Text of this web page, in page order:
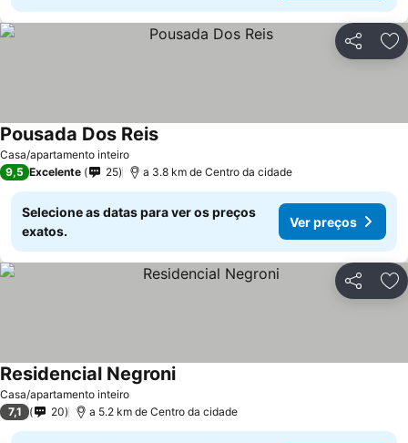
Partilhar
Casa/apartamento inteiro
Pousada Dos ReisVer preços
9,5 Excelente 25 a 3.8 km de Centro da cidade
Selecione as datas para ver os preços
exatos.
Ver preços
Partilhar
Casa/apartamento inteiro
Residencial NegroniVer preços
7,1 20 a 5.2 km de Centro da cidade